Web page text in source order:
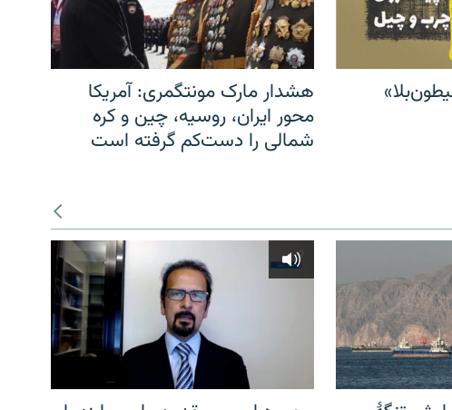
هشدار مارک مونتگمری: آمریکا
محور ایران، روسیه، چین و کره
شمالی را دست‌کم گرفته است